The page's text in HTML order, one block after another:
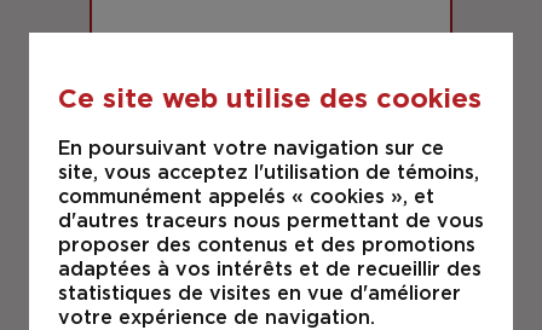
BOIS-DES-FILION
751 De la Sablière
INDUSTRIEL
Ce site web utilise des cookies
En poursuivant votre navigation sur ce
site, vous acceptez l'utilisation de témoins,
communément appelés « cookies », et
d'autres traceurs nous permettant de vous
proposer des contenus et des promotions
adaptées à vos intérêts et de recueillir des
statistiques de visites en vue d'améliorer
votre expérience de navigation.